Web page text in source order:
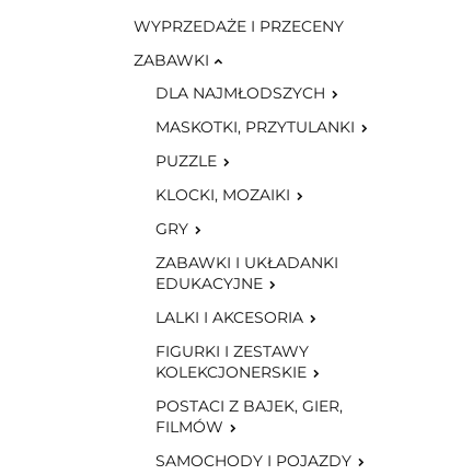
WYPRZEDAŻE I PRZECENY
ZABAWKI
DLA NAJMŁODSZYCH
MASKOTKI, PRZYTULANKI
PUZZLE
KLOCKI, MOZAIKI
GRY
ZABAWKI I UKŁADANKI
EDUKACYJNE
LALKI I AKCESORIA
FIGURKI I ZESTAWY
KOLEKCJONERSKIE
POSTACI Z BAJEK, GIER,
FILMÓW
SAMOCHODY I POJAZDY